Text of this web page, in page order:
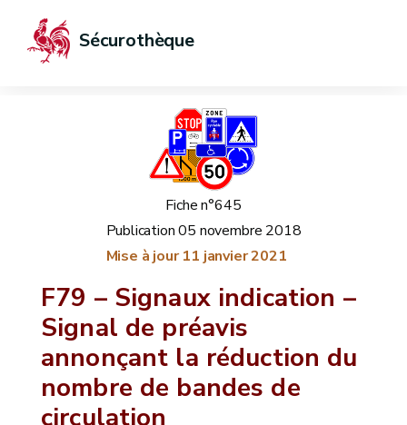
Sécurothèque
Fiche n°645
Publication05 novembre 2018
Mise à jour 11 janvier 2021
F79 – Signaux indication –
Signal de préavis
annonçant la réduction du
nombre de bandes de
circulation